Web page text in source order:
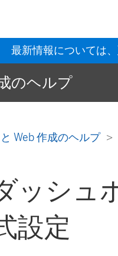
最新情報については、
のヘルプ
Web 作成のヘルプ
ッシュ
設定